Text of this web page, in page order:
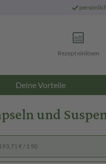
Rezept einlösen
Deine Vorteile
und
€ / 1 St)